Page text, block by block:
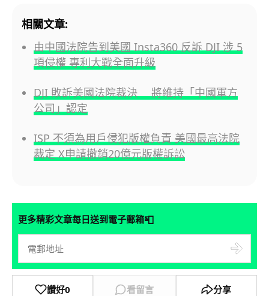
相關文章:
由中國法院告到美國 Insta360 反訴 DJI 涉 5
項侵權 專利大戰全面升級
DJI 敗訴美國法院裁決 將維持「中國軍方
公司」認定
ISP 不須為用戶侵犯版權負責 美國最高法院
裁定 X申請撤銷20億元版權訴訟
更多精彩文章每日送到電子郵箱📮
讚好0 看留言 分享